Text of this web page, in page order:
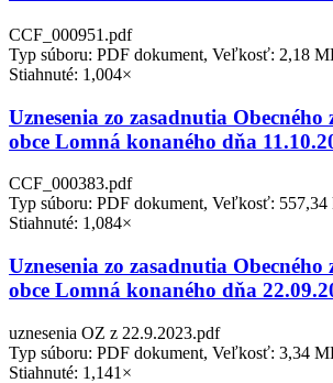
CCF_000951.pdf
Typ súboru: PDF dokument, Veľkosť: 2,18
Stiahnuté: 1,004×
Uznesenia zo zasadnutia
obce Lomná konaného dňa
CCF_000383.pdf
Typ súboru: PDF dokument, Veľkosť: 557,34
Stiahnuté: 1,084×
Uznesenia zo zasadnutia
obce Lomná konaného dňa
uznesenia OZ z 22.9.2023.pdf
Typ súboru: PDF dokument, Veľkosť: 3,34
Stiahnuté: 1,141×